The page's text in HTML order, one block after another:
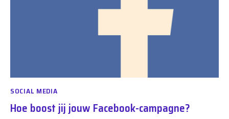
SOCIAL MEDIA
Hoe boost jij jouw Facebook-campagne?